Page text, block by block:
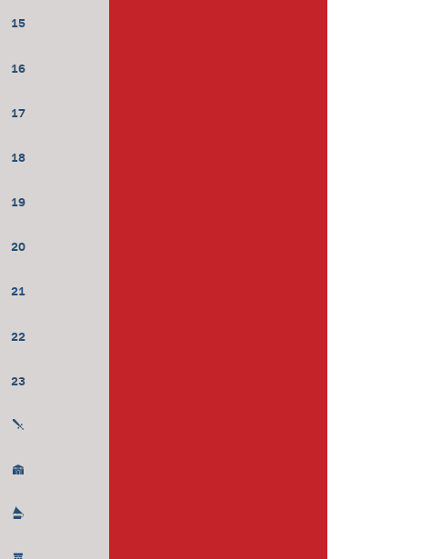
15
16
17
18
19
20
21
22
23